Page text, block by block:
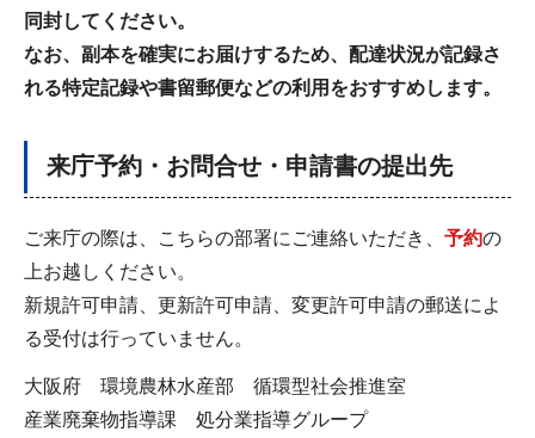
同封してください。
なお、副本を確実にお届けするため、配達状況が記録さ
れる特定記録や書留郵便などの利用をおすすめします。
来庁予約・お問合せ・申請書の提出先
ご来庁の際は、こちらの部署にご連絡いただき、 予約の
上お越しください。
新規許可申請、更新許可申請、変更許可申請の郵送によ
る受付は行っていません。
大阪府 環境農林水産部 循環型社会推進室
産業廃棄物指導課 処分業指導グループ